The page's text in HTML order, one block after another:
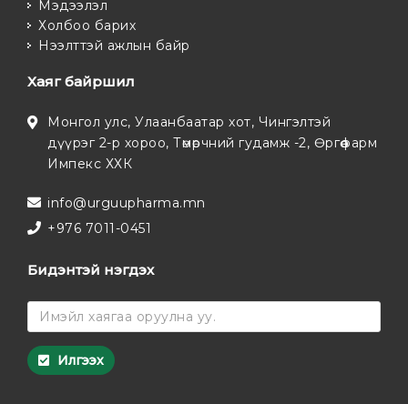
Мэдээлэл
Холбоо барих
Нээлттэй ажлын байр
Хаяг байршил
Монгол улс, Улаанбаатар хот, Чингэлтэй
дүүрэг 2-р хороо, Төмөрчний гудамж -2, Өргөөфарм
Импекс ХХК
info@urguupharma.mn
+976 7011-0451
Бидэнтэй нэгдэх
Илгээх